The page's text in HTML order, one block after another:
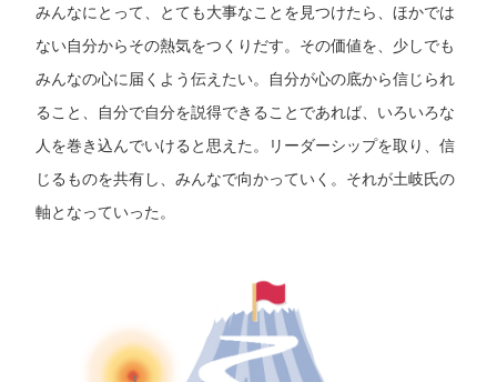
みんなにとって、とても大事なことを見つけたら、ほかでは
ない自分からその熱気をつくりだす。その価値を、少しでも
みんなの心に届くよう伝えたい。自分が心の底から信じられ
ること、自分で自分を説得できることであれば、いろいろな
人を巻き込んでいけると思えた。リーダーシップを取り、信
じるものを共有し、みんなで向かっていく。それが土岐氏の
軸となっていった。